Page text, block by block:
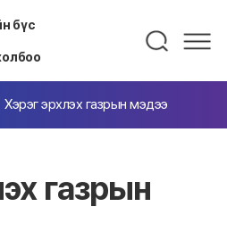
бүс
Хэрэг эрхлэх газрын мэдээ
газрын